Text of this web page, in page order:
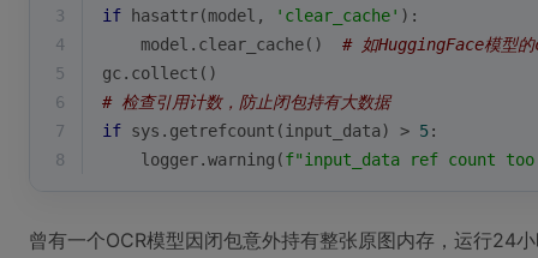
3
if hasattr(model, 'clear_cache' ):
4
    model.clear_cache()
# 如HuggingFace模型
5
gc.collect()
6
# 检查引用计数，防止闭包持有大数据
7
if sys.getrefcount(input_data) > 5:
8
    logger.warning(
f"input_data ref count
曾有一个OCR模型因闭包意外持有整张原图内存，运行24